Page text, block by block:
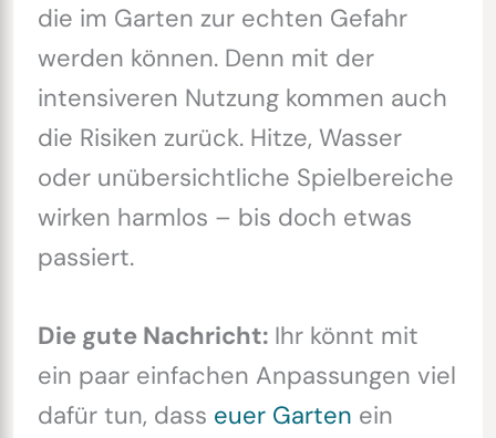
die im Garten zur echten Gefahr
werden können. Denn mit der
intensiveren Nutzung kommen auch
die Risiken zurück. Hitze, Wasser
oder unübersichtliche Spielbereiche
wirken harmlos – bis doch etwas
passiert.
Die gute Nachricht: Ihr könnt mit
ein paar einfachen Anpassungen viel
dafür tun, dass euer Garten ein